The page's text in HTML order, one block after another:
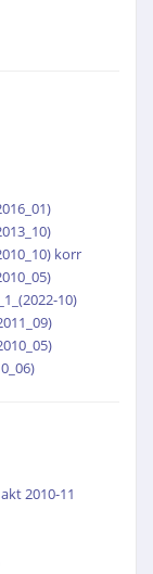
korr
10)
2010-11